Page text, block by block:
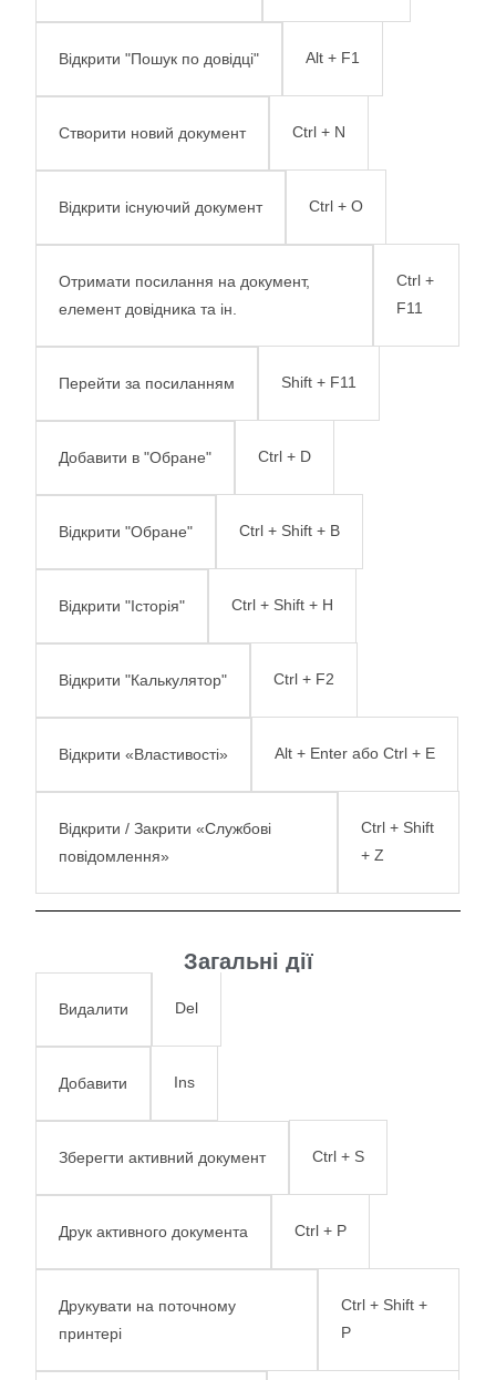
Відкрити "Пошук по довідці" Alt + F1
Створити новий документ Ctrl + N
Відкрити існуючий документ Ctrl + O
Отримати посилання на документ,
елемент довідника та ін.
Ctrl +
F11
Перейти за посиланням Shift + F11
Добавити в "Обране" Ctrl + D
Відкрити "Обране" Ctrl + Shift + B
Відкрити "Історія" Ctrl + Shift + H
Відкрити "Калькулятор" Ctrl + F2
Відкрити «Властивості» Alt + Enter або Ctrl + E
Відкрити / Закрити «Службові
повідомлення»
Ctrl + Shift
+ Z
Загальні дії
Видалити Del
Добавити Ins
Зберегти активний документ Ctrl + S
Друк активного документа Ctrl + P
Друкувати на поточному
принтері
Ctrl + Shift +
P